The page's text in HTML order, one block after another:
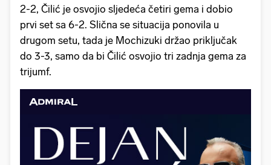
2-2, Čilić je osvojio sljedeća četiri gema i dobio
prvi set sa 6-2. Slična se situacija ponovila u
drugom setu, tada je Mochizuki držao priključak
do 3-3, samo da bi Čilić osvojio tri zadnja gema za
trijumf.